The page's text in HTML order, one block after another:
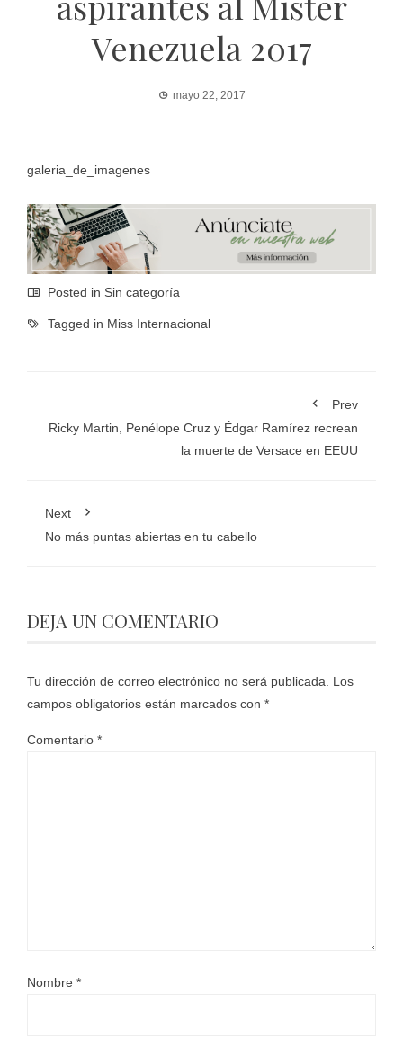
Venezuela 2017
mayo 22, 2017
galeria_de_imagenes
Posted in Sin categoría
Tagged in Miss Internacional
Prev
Ricky Martin, Penélope Cruz y Édgar Ramírez recrean
la muerte de Versace en EEUU
Next
No más puntas abiertas en tu cabello
DEJA UN COMENTARIO
Tu dirección de correo electrónico no será publicada.
Los
campos obligatorios están marcados con *
Comentario *
Nombre *